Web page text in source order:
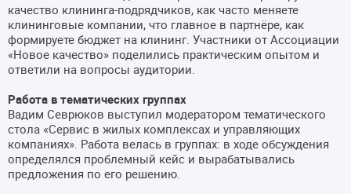
качество клининга-подрядчиков, как часто меняете
клининговые компании, что главное в партнёре, как
формируете бюджет на клининг. Участники от Ассоциации
«Новое качество» поделились практическим опытом и
ответили на вопросы аудитории.
Работа в тематических группах
Вадим Севрюков выступил модератором тематического
стола «Сервис в жилых комплексах и управляющих
компаниях». Работа велась в группах: в ходе обсуждения
определялся проблемный кейс и вырабатывались
предложения по его решению.